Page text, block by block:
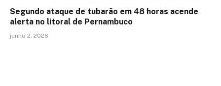
Segundo ataque de tubarão em 48 horas acende
alerta no litoral de Pernambuco
junho 2, 2026